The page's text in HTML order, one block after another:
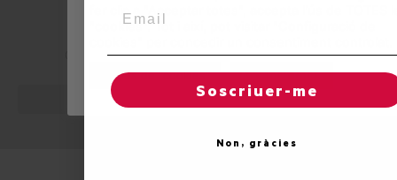
© 2026 Unitat d'Aran. Tots els drets reservats.
fer clic a "Acceptar totes", accepta l'ús de TOTES
"cookies". Tot i així, pot visitar "Configuració de
Regles de "cookies" Acceptar totes
Soscriuer-me
Non, gràcies